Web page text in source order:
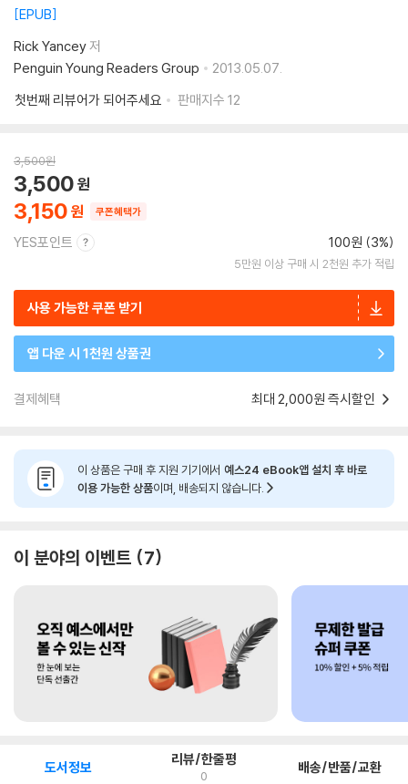
EPUB
Rick Yancey저
Penguin Young Readers Group
2013.05.07.
첫번째 리뷰어가 되어주세요
판매지수 12
3,500원
3,150
3,500
쿠폰혜택가
YES포인트 100원 (3%)
5만원 이상 구매 시 2천원 추가 적립
사용 가능한 쿠폰 받기
앱 다운 시 1천원 상품권
결제혜택 최대 2,000원 즉시할인
이 상품은 구매 후 지원 기기에서 예스24 eBook앱 설치 후 바로
이용 가능한 상품이며, 배송되지 않습니다.
이 분야의 이벤트 7
도서정보 리뷰/한줄평
0 배송/반품/교환